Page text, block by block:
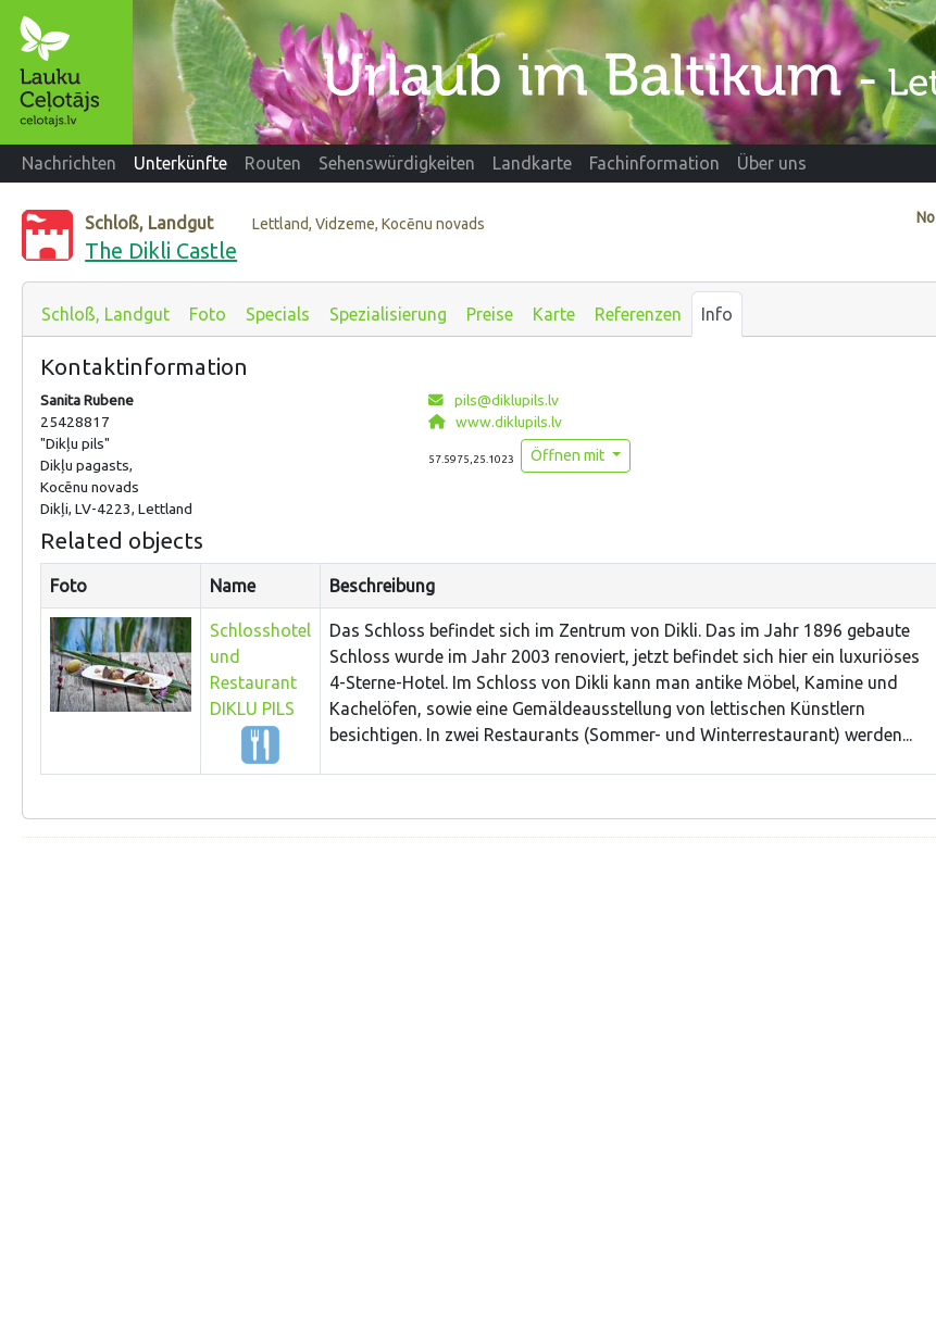
Nachrichten Unterkünfte Routen Sehenswürdigkeiten Landkarte Fachinformation Über uns
No
Schloß, Landgut Lettland, Vidzeme, Kocēnu novads
The Dikli Castle
Schloß, Landgut Foto Specials Spezialisierung Preise Karte Referenzen Info
Kontaktinformation
Sanita Rubene
25428817
"Dikļu pils"
Dikļu pagasts,
Kocēnu novads
Dikļi, LV-4223, Lettland
pils@diklupils.lv
www.diklupils.lv
57.5975,25.1023 Öffnen mit
Related objects
Foto Name Beschreibung
Schlosshotel
und
Restaurant
DIKLU PILS
Das Schloss befindet sich im Zentrum von Dikli. Das im Jahr 1896 gebaute
Schloss wurde im Jahr 2003 renoviert, jetzt befindet sich hier ein luxuriöses
4-Sterne-Hotel. Im Schloss von Dikli kann man antike Möbel, Kamine und
Kachelöfen, sowie eine Gemäldeausstellung von lettischen Künstlern
besichtigen. In zwei Restaurants (Sommer- und Winterrestaurant) werden...